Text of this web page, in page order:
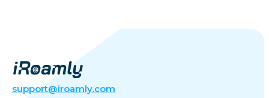
support@iroamly.com